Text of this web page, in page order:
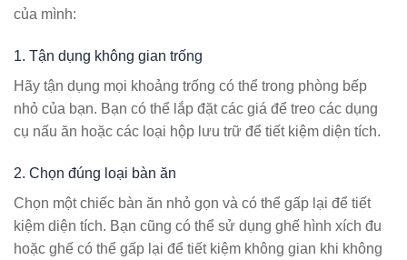
của mình:
1. Tận dụng không gian trống
Hãy tận dụng mọi khoảng trống có thể trong phòng bếp
nhỏ của bạn. Bạn có thể lắp đặt các giá để treo các dụng
cụ nấu ăn hoặc các loại hộp lưu trữ để tiết kiệm diện tích.
2. Chọn đúng loại bàn ăn
Chọn một chiếc bàn ăn nhỏ gọn và có thể gấp lại để tiết
kiệm diện tích. Bạn cũng có thể sử dụng ghế hình xích đu
hoặc ghế có thể gấp lại để tiết kiệm không gian khi không